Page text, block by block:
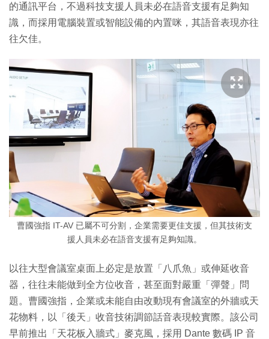
的通訊平台，不過科技支援人員未必在語音支援有足夠知
識，而採用電腦裝置或智能設備的內置咪，其語音表現亦往
往欠佳。
曹國強指 IT-AV 已屬不可分割，企業需要更佳支援，但其技術支
援人員未必在語音支援有足夠知識。
以往大型會議室桌面上必定是放置「八爪魚」或伸延收音
器，往往未能做到全方位收音，甚至面對嚴重「彈聲」問
題。曹國強指，企業或未能自由改動現有會議室的外牆或天
花物料，以「後天」收音技術調節話音表現較實際。該公司
早前推出「天花板入牆式」麥克風，採用 Dante 數碼 IP 音